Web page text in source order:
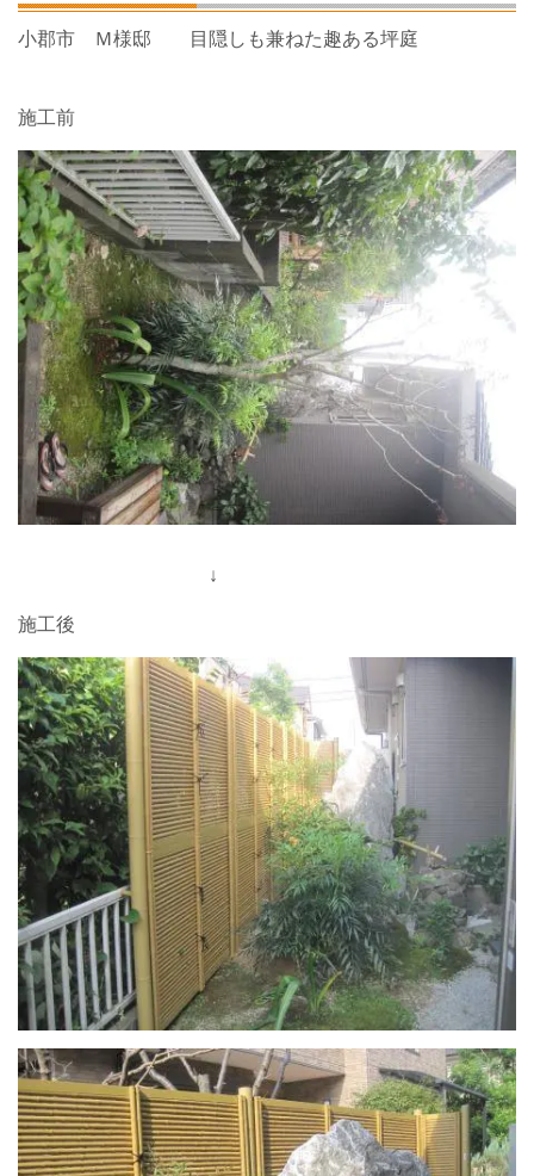
小郡市 Ｍ様邸 目隠しも兼ねた趣ある坪庭
施工前
↓
施工後